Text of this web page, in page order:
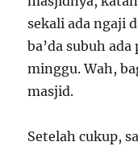
sekali ada ngaji
ba’da subuh
minggu. Wah,
masjid.
Setelah cukup,